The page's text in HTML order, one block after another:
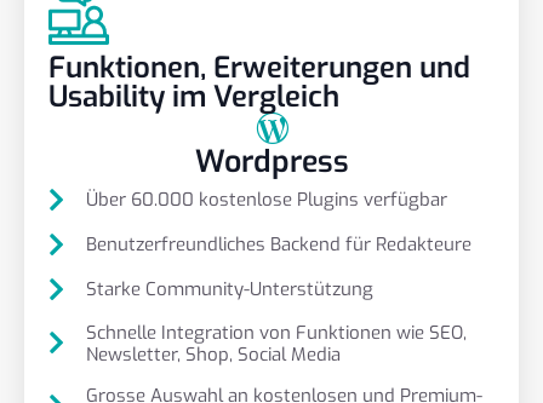
Funktionen, Erweiterungen und
Usability im Vergleich
Wordpress
Über 60.000 kostenlose Plugins verfügbar
Benutzerfreundliches Backend für Redakteure
Starke Community-Unterstützung
Schnelle Integration von Funktionen wie SEO,
Newsletter, Shop, Social Media
Grosse Auswahl an kostenlosen und Premium-